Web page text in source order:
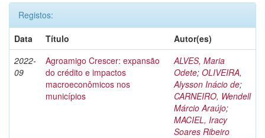
Registos:
Data
Título
Autor(es)
2022-
09
Agroamigo Crescer: expansão
do crédito e impactos
macroeconômicos nos
municípios
ALVES, Maria
Odete; OLIVEIRA,
Alysson Inácio de;
CARNEIRO, Wendell
Márcio Araújo;
MACIEL, Iracy
Soares Ribeiro